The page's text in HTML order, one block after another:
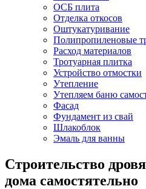
ОСБ плита
Отделка откосов
Оштукатуривание
Полипропиленовые
Расход материалов
Тротуарная плитка
Устройство отмостки
Утепление
Утепляем баню
Фасад
Фундамент из свай
Шлакоблок
Эмаль для ванны
Строительство
дома самостятельно